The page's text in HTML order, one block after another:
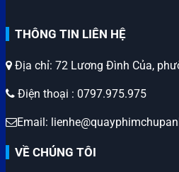
THÔNG TIN LIÊN HỆ
Địa chỉ: 72 Lương Đình Của,
Điện thoại : 0797.975.975
Email:
VỀ CHÚNG TÔI